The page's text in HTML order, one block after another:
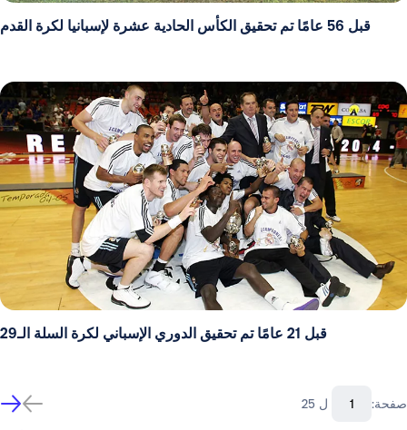
قبل 56 عامًا تم تحقيق الكأس الحادية عشرة لإسبانيا لكرة القدم
قبل 21 عامًا تم تحقيق الدوري الإسباني لكرة السلة الـ29
صفحة: ل 25